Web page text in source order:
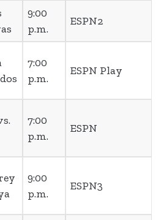
9:00
p.m.
ESPN2
7:00
p.m.
ESPN Play
7:00
p.m.
ESPN
9:00
p.m.
ESPN3